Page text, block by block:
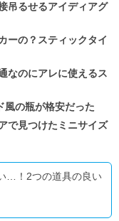
吊るせるアイディアグ
ーの？スティックタイ
なのにアレに使えるス
風の瓶が格安だった
で見つけたミニサイズ
…！2つの道具の良い